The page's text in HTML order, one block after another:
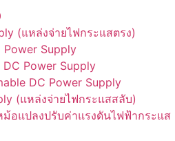
(แหล่งจ่ายไฟกระแสตรง)
Power Supply
Power Supply
DC Power Supply
(แหล่งจ่ายไฟกระแสสลับ)
ม้อแปลงปรับค่าแรงดันไฟฟ้ากระแส